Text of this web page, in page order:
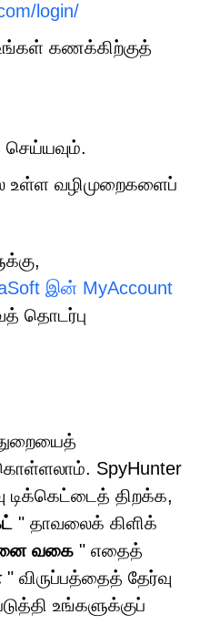
login/
கணக்கிற்குத்
செய்யவும்.
உள்ள வழிமுறைகளைப்
இன் MyAccount
தொடர்பு
SpyHunter
டிக்கெட்டைத் திறக்க,
" தாவலைக் கிளிக்
வகை " எதைத்
" விருப்பத்தைத் தேர்வு
உங்களுக்குப்